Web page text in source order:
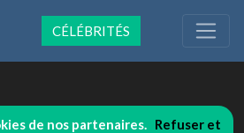
de nos partenaires. Refuser et
CÉLÉBRITÉS